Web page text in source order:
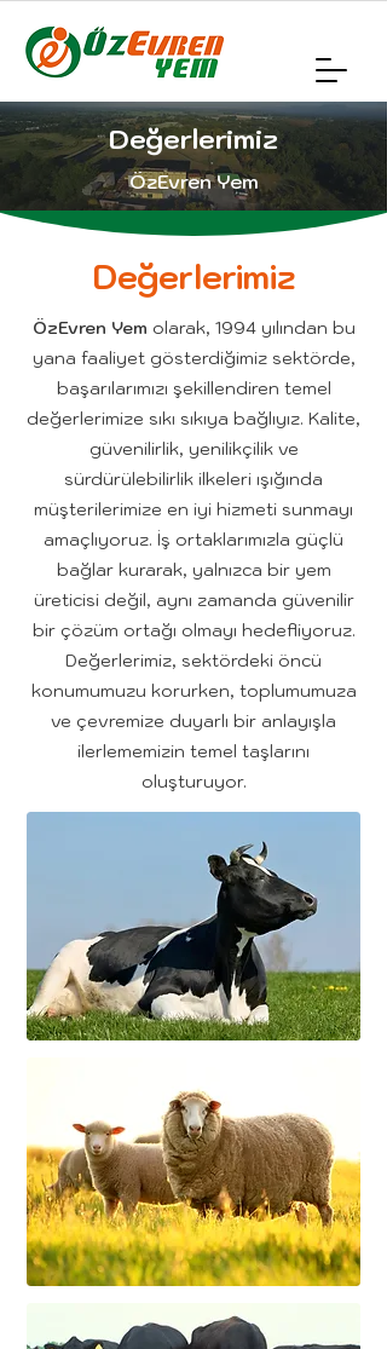
Değerlerimiz
ÖzEvren Yem
Değerlerimiz
ÖzEvren Yem olarak, 1994 yılından bu
yana faaliyet gösterdiğimiz sektörde,
başarılarımızı şekillendiren temel
değerlerimize sıkı sıkıya bağlıyız. Kalite,
güvenilirlik, yenilikçilik ve
sürdürülebilirlik ilkeleri ışığında
müşterilerimize en iyi hizmeti sunmayı
amaçlıyoruz. İş ortaklarımızla güçlü
bağlar kurarak, yalnızca bir yem
üreticisi değil, aynı zamanda güvenilir
bir çözüm ortağı olmayı hedefliyoruz.
Değerlerimiz, sektördeki öncü
konumumuzu korurken, toplumumuza
ve çevremize duyarlı bir anlayışla
ilerlememizin temel taşlarını
oluşturuyor.